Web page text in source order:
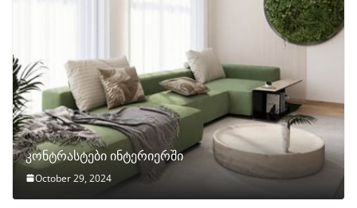
კონტრასტები ინტერიერში
October 29, 2024